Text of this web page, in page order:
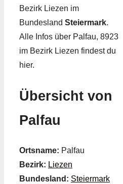
Bezirk Liezen im
Bundesland Steiermark.
Alle Infos über Palfau, 8923
im Bezirk Liezen findest du
hier.
Übersicht von
Palfau
Ortsname: Palfau
Bezirk: Liezen
Bundesland: Steiermark